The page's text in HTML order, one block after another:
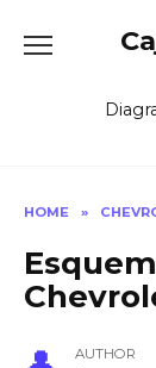
HOME »
AUTHOR